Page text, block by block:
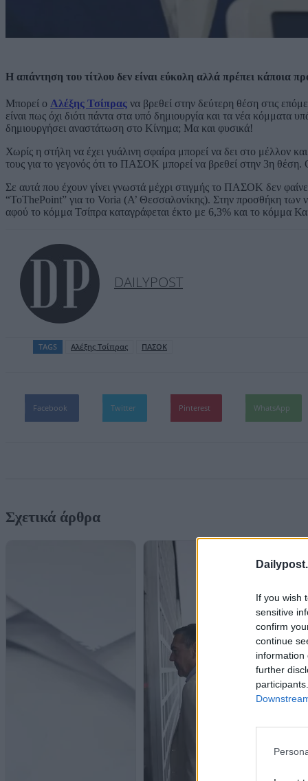
If you wish
sensitive
confirm
continue
information
further
Η απάντηση του τίτλου δεν είναι εύκολη αλλά πρέπει κάποια
Μπορεί ο Αλέξης Τσίπρας να βρεθεί στην δεύτερη θέση στις
είναι πως όχι διότι πάντα στα υπό δημιουργία και τα νέα κόμματα
δημιουργήσει αναστάτωση στο Κίνημα; Μα και φυσικά!
Χωρίς η στήλη να έχει γυάλινη σφαίρα μπορεί να δει στο μέλλον
τους για το γεγονός ότι το ΠΑΣΟΚ μπορεί να βρεθεί στην 3η θέση.
Σε αυτά που έχουν γίνει γνωστά μέχρι στιγμής το ΠΑΣΟΚ δεν
“ToThePoint” για το Voria (Α’ Θεσσαλονίκης). Στην προσθήκη των
αφού το κόμμα Τσίπρα καταγράφεται έκτο με 6,3% και το κόμμα
DAILYPOST
TAGS Aλέξης Τσίπρας ΠΑΣΟΚ
Facebook Twitter Pinterest WhatsApp
Σχετικά άρθρα